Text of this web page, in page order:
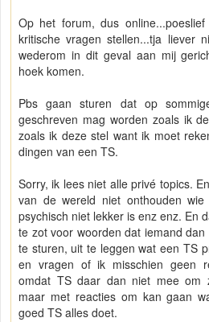
Op het forum, dus
kritische vragen stellen...tja liever
wederom in dit geval aan mij
hoek komen.
Pbs gaan sturen dat op
geschreven mag worden zoals ik
zoals ik deze stel want ik moet
dingen van een TS.
Sorry, ik lees niet alle privé topics.
van de wereld niet onthouden wie
psychisch niet lekker is enz enz. En
te zot voor woorden dat iemand
te sturen, uit te leggen wat een TS
en vragen of ik misschien geen
omdat TS daar dan niet mee om
maar met reacties om kan gaan
goed TS alles doet.